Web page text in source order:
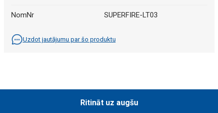
NomNr SUPERFIRE-LT03
Uzdot jautājumu par šo produktu
Ritināt uz augšu